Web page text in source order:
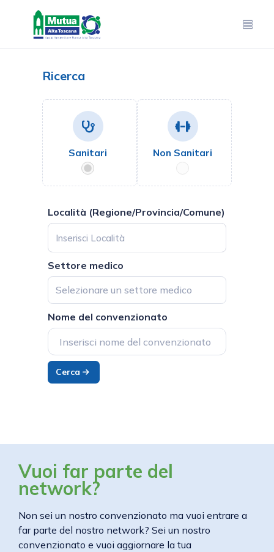
Ricerca
Sanitari Non Sanitari
Località (Regione/Provincia/Comune)
Settore medico
Selezionare un settore medico
Nome del convenzionato
Cerca
Vuoi far parte del
network?
Non sei un nostro convenzionato ma vuoi entrare a
far parte del nostro network? Sei un nostro
convenzionato e vuoi aggiornare la tua